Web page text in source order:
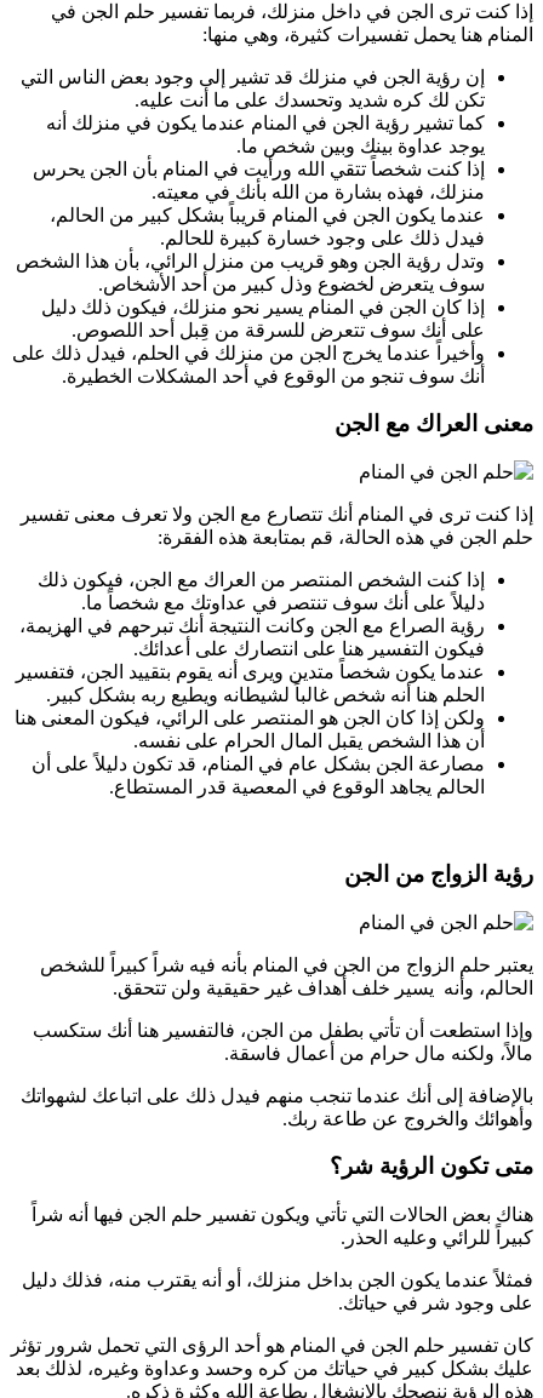
إذا كنت ترى الجن في داخل منزلك، فربما تفسير حلم الجن في
المنام هنا يحمل تفسيرات كثيرة، وهي منها:
إن رؤية الجن في منزلك قد تشير إلى وجود بعض الناس التي
تكن لك كره شديد وتحسدك على ما أنت عليه.
كما تشير رؤية الجن في المنام عندما يكون في منزلك أنه
يوجد عداوة بينك وبين شخص ما.
إذا كنت شخصاً تتقي الله ورأيت في المنام بأن الجن يحرس
منزلك، فهذه بشارة من الله بأنك في معيته.
عندما يكون الجن في المنام قريباً بشكل كبير من الحالم،
فيدل ذلك على وجود خسارة كبيرة للحالم.
وتدل رؤية الجن وهو قريب من منزل الرائي، بأن هذا الشخص
سوف يتعرض لخضوع وذل كبير من أحد الأشخاص.
إذا كان الجن في المنام يسير نحو منزلك، فيكون ذلك دليل
على أنك سوف تتعرض للسرقة من قِبل أحد اللصوص.
وأخيراً عندما يخرج الجن من منزلك في الحلم، فيدل ذلك على
أنك سوف تنجو من الوقوع في أحد المشكلات الخطيرة.
معنى العراك مع الجن
إذا كنت ترى في المنام أنك تتصارع مع الجن ولا تعرف معنى تفسير
حلم الجن في هذه الحالة، قم بمتابعة هذه الفقرة:
إذا كنت الشخص المنتصر من العراك مع الجن، فيكون ذلك
دليلاً على أنك سوف تنتصر في عداوتك مع شخصاً ما.
رؤية الصراع مع الجن وكانت النتيجة أنك تبرحهم في الهزيمة،
فيكون التفسير هنا على انتصارك على أعدائك.
عندما يكون شخصاً متدين ويرى أنه يقوم بتقييد الجن، فتفسير
الحلم هنا أنه شخص غالباً لشيطانه ويطيع ربه بشكل كبير.
ولكن إذا كان الجن هو المنتصر على الرائي، فيكون المعنى هنا
أن هذا الشخص يقبل المال الحرام على نفسه.
مصارعة الجن بشكل عام في المنام، قد تكون دليلاً على أن
الحالم يجاهد الوقوع في المعصية قدر المستطاع.
رؤية الزواج من الجن
يعتبر حلم الزواج من الجن في المنام بأنه فيه شراً كبيراً للشخص
الحالم، وأنه يسير خلف أهداف غير حقيقية ولن تتحقق.
وإذا استطعت أن تأتي بطفل من الجن، فالتفسير هنا أنك ستكسب
مالاً، ولكنه مال حرام من أعمال فاسقة.
بالإضافة إلى أنك عندما تنجب منهم فيدل ذلك على اتباعك لشهواتك
وأهوائك والخروج عن طاعة ربك.
متى تكون الرؤية شر؟
هناك بعض الحالات التي تأتي ويكون تفسير حلم الجن فيها أنه شراً
كبيراً للرائي وعليه الحذر.
فمثلاً عندما يكون الجن بداخل منزلك، أو أنه يقترب منه، فذلك دليل
على وجود شر في حياتك.
كان تفسير حلم الجن في المنام هو أحد الرؤى التي تحمل شرور تؤثر
عليك بشكل كبير في حياتك من كره وحسد وعداوة وغيره، لذلك بعد
هذه الرؤية ننصحك بالانشغال بطاعة الله وكثرة ذكره.